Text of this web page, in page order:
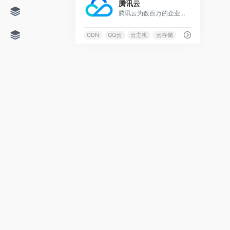
腾讯云
腾讯云为数百万的企业和开发者提供安全稳定的云计算服务，涵盖云服务器、云数据库、云存储、视频与CDN、域名注册等全方位云服务和各行业解决方案。
CDN QQ云 云主机 云存储